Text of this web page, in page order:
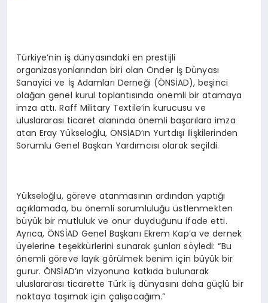
Türkiye’nin iş dünyasındaki en prestijli
organizasyonlarından biri olan Önder İş Dünyası
Sanayici ve İş Adamları Derneği (ÖNSİAD), beşinci
olağan genel kurul toplantısında önemli bir atamaya
imza attı. Raff Military Textile’in kurucusu ve
uluslararası ticaret alanında önemli başarılara imza
atan Eray Yükseloğlu, ÖNSİAD’ın Yurtdışı İlişkilerinden
Sorumlu Genel Başkan Yardımcısı olarak seçildi.
Yükseloğlu, göreve atanmasının ardından yaptığı
açıklamada, bu önemli sorumluluğu üstlenmekten
büyük bir mutluluk ve onur duyduğunu ifade etti.
Ayrıca, ÖNSİAD Genel Başkanı Ekrem Kap’a ve dernek
üyelerine teşekkürlerini sunarak şunları söyledi: “Bu
önemli göreve layık görülmek benim için büyük bir
gurur. ÖNSİAD’ın vizyonuna katkıda bulunarak
uluslararası ticarette Türk iş dünyasını daha güçlü bir
noktaya taşımak için çalışacağım.”